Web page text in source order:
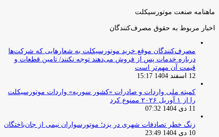
ماهنامه صنعت موتورسیکلت
اخبار مربوط به حقوق مصرف‌کنندگان
مصرف‌کنندگان موقع خرید موتورسیکلت به شعارهایی که شرکت‌ها
درباره خدمات پس از فروش می‌دهند توجه نکنند/ تامین قطعات و
قیمت آن مهم‌تر است
12 اسفند 1404 15:17
کمیته ملی واردات و صادرات «کشور سوریه» واردات موتورسیکلت
را از ۱ آوریل ۲۰۲۶ ممنوع کرد
11 دی 1404 07:32
زنگ خطر تصادفات شهری در یزد؛ موتورسواران نیمی از جان‌باختگان
10 دی 1404 23:49